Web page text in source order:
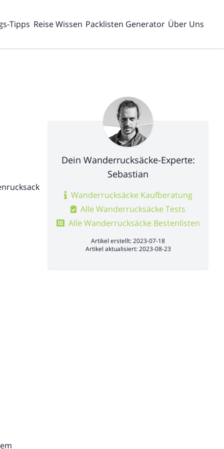
Tipps Reise Wissen Packlisten Generator Über Uns
Dein Wanderrucksäcke-Experte:
Sebastian
Wanderrucksäcke Kaufberatung
Alle Wanderrucksäcke Tests
Alle Wanderrucksäcke Bestenlisten
Artikel erstellt: 2023-07-18
Artikel aktualisiert: 2023-08-23